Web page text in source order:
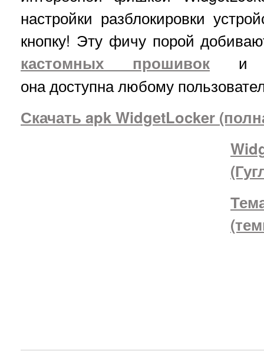
настройки разблокировки
кнопку! Эту фичу порой
кастомных прошивок и
она доступна любому
Скачать apk WidgetLocker